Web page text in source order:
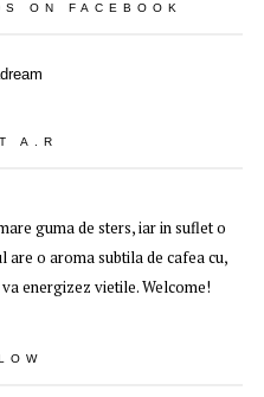
ON FACEBOOK
A.R
guma de sters, iar in suflet o
are o aroma subtila de cafea cu,
energizez vietile. Welcome!